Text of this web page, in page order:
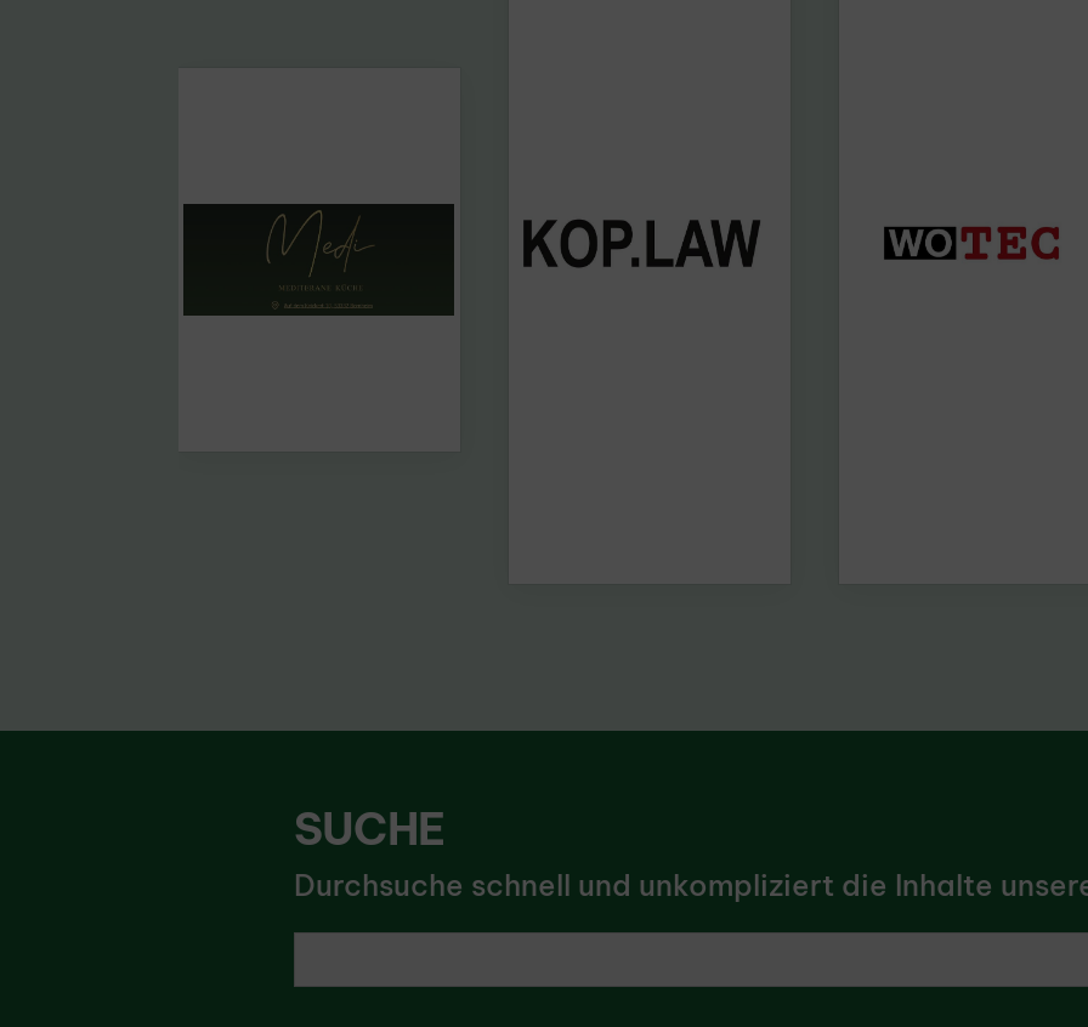
SUCHE
Durchsuche schnell und unkompliziert die Inhalte